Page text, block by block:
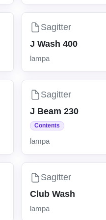
Sagitter
J Wash 400
lampa
Sagitter
J Beam 230
Contents
lampa
Sagitter
Club Wash
lampa